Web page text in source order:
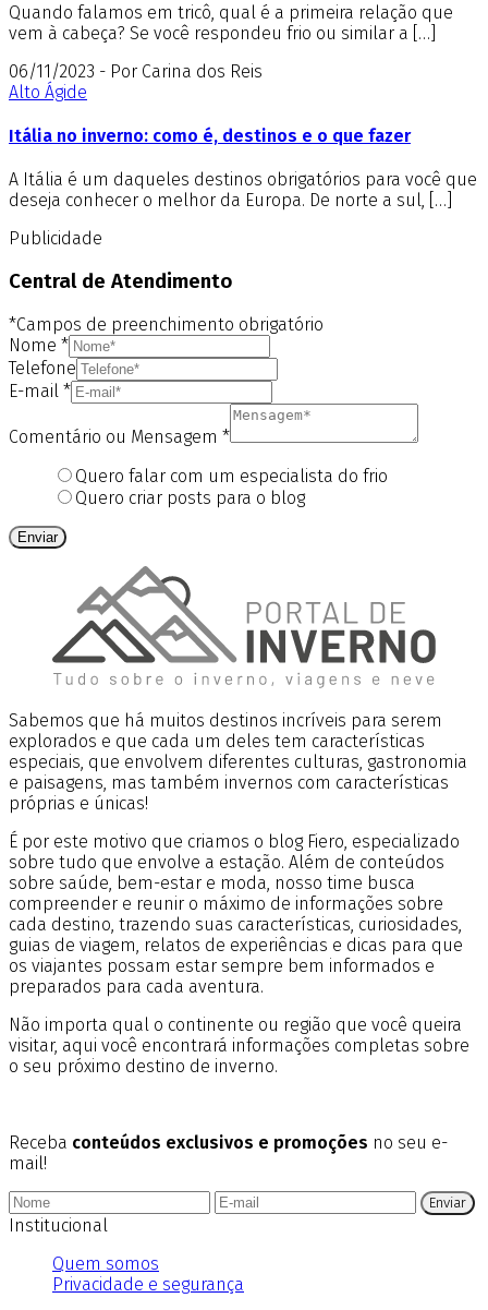
Quando falamos em tricô, qual é a primeira relação que
vem à cabeça? Se você respondeu frio ou similar a […]
06/11/2023 - Por Carina dos Reis
Alto Ágide
Itália no inverno: como é, destinos e o que fazer
A Itália é um daqueles destinos obrigatórios para você que
deseja conhecer o melhor da Europa. De norte a sul, […]
Publicidade
Central de Atendimento
*Campos de preenchimento obrigatório
Nome *
Telefone
E-mail *
Comentário ou Mensagem *
Quero falar com um especialista do frio
Quero criar posts para o blog
Enviar
Sabemos que há muitos destinos incríveis para serem
explorados e que cada um deles tem características
especiais, que envolvem diferentes culturas, gastronomia
e paisagens, mas também invernos com características
próprias e únicas!
É por este motivo que criamos o blog Fiero, especializado
sobre tudo que envolve a estação. Além de conteúdos
sobre saúde, bem-estar e moda, nosso time busca
compreender e reunir o máximo de informações sobre
cada destino, trazendo suas características, curiosidades,
guias de viagem, relatos de experiências e dicas para que
os viajantes possam estar sempre bem informados e
preparados para cada aventura.
Não importa qual o continente ou região que você queira
visitar, aqui você encontrará informações completas sobre
o seu próximo destino de inverno.
Receba conteúdos exclusivos e promoções no seu e-
mail!
Enviar
Institucional
Quem somos
Privacidade e segurança